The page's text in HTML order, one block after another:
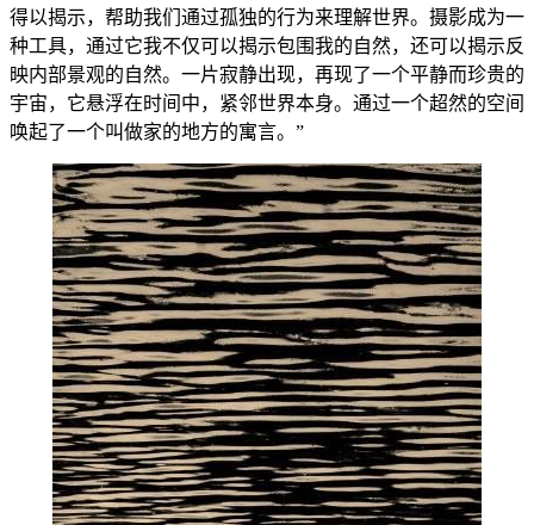
得以揭示，帮助我们通过孤独的行为来理解世界。摄影成为一
种工具，通过它我不仅可以揭示包围我的自然，还可以揭示反
映内部景观的自然。一片寂静出现，再现了一个平静而珍贵的
宇宙，它悬浮在时间中，紧邻世界本身。通过一个超然的空间
唤起了一个叫做家的地方的寓言。”